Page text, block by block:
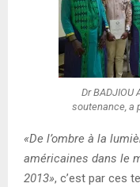
Dr BADJIOU
soutenance, a
«De l’ombre à la
américaines dans le
2013», c’est par ces